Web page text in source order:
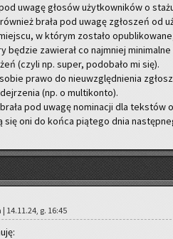
uwagę głosów użytkowników o
brała pod uwagę zgłoszeń
w którym zostało
będzie zawierał co najmniej
(czyli np. super, podobało mi się).
prawo do nieuwzględnienia
(np. o multikonto).
pod uwagę nominacji dla
się oni do końca piątego dnia
14.11.24, g. 16:45